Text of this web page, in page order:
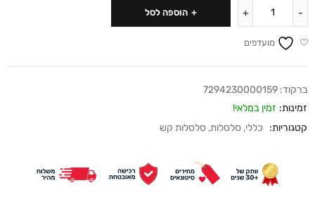
הוספה לסל
מועדפים
ברקוד: 7294230000159
זמינות: זמין במלאי!
קטגוריות:
כללי, סלסלות, סלסלות קש